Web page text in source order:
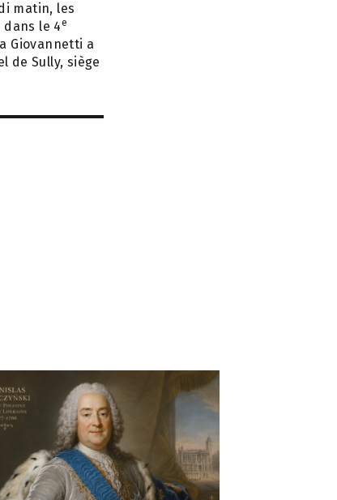
matin, les
le 4e
Giovannetti a
de Sully, siège